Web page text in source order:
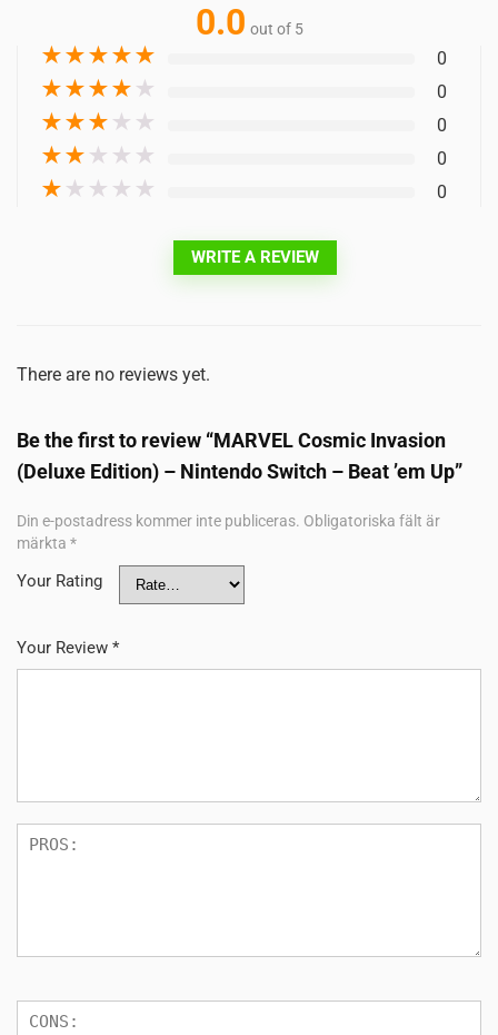
0.0 out of 5
★★★★★ 0
★★★★ ★ 0
★★★ ★ ★ 0
★★ ★ ★ ★ 0
★ ★ ★ ★ ★ 0
WRITE A REVIEW
There are no reviews yet.
Be the first to review “MARVEL Cosmic Invasion
(Deluxe Edition) – Nintendo Switch – Beat ’em Up”
Din e-postadress kommer inte publiceras. Obligatoriska fält är
märkta *
Your Rating
Your Review *